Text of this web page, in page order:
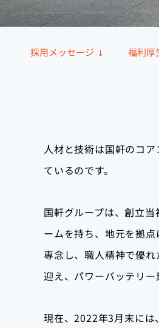
採用メッセージ 福利厚
人材と技術は国軒のコ
ているのです。
国軒グループは、創立
ームを持ち、地元を拠
専念し、職人精神で優
迎え、パワーバッテリー
現在、2022年3月末に